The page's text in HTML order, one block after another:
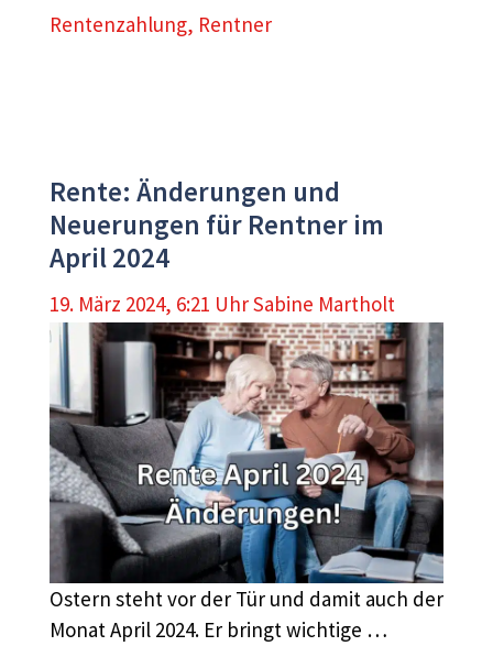
Rentenzahlung, Rentner
Rente: Änderungen und
Neuerungen für Rentner im
April 2024
19. März 2024, 6:21 UhrSabine Martholt
Ostern steht vor der Tür und damit auch der
Monat April 2024. Er bringt wichtige …